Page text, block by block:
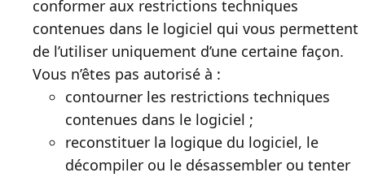
conformer aux restrictions techniques
contenues dans le logiciel qui vous permettent
de l’utiliser uniquement d’une certaine façon.
Vous n’êtes pas autorisé à :
contourner les restrictions techniques
contenues dans le logiciel ;
reconstituer la logique du logiciel, le
décompiler ou le désassembler ou tenter